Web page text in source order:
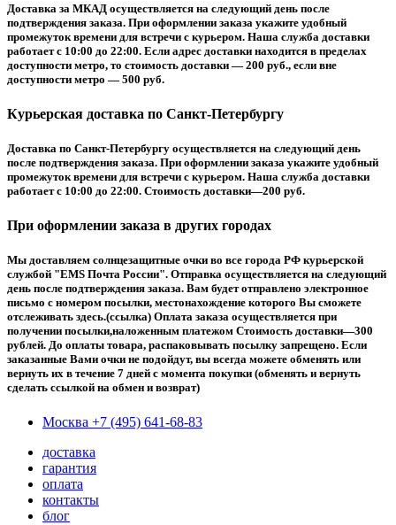
Доставка за МКАД осуществляется на следующий день после
подтверждения заказа. При оформлении заказа укажите удобный
промежуток времени для встречи с курьером. Наша служба доставки
работает с 10:00 до 22:00. Если адрес доставки находится в пределах
доступности метро, то стоимость доставки — 200 руб., если вне
доступности метро — 500 руб.
Курьерская доставка по Санкт-Петербургу
Доставка по Санкт-Петербургу осуществляется на следующий день
после подтверждения заказа. При оформлении заказа укажите удобный
промежуток времени для встречи с курьером. Наша служба доставки
работает с 10:00 до 22:00. Стоимость доставки—200 руб.
При оформлении заказа в других городах
Мы доставляем солнцезащитные очки во все города РФ курьерской
службой "EMS Почта России". Отправка осуществляется на следующий
день после подтверждения заказа. Вам будет отправлено электронное
письмо с номером посылки, местонахождение которого Вы сможете
отслеживать здесь.(ссылка) Оплата заказа осуществляется при
получении посылки,наложенным платежом Стоимость доставки—300
рублей. До оплаты товара, распаковывать посылку запрещено. Если
заказанные Вами очки не подойдут, вы всегда можете обменять или
вернуть их в течение 7 дней с момента покупки (обменять и вернуть
сделать ссылкой на обмен и возврат)
Москва +7 (495) 641-68-83
доставка
гарантия
оплата
контакты
блог